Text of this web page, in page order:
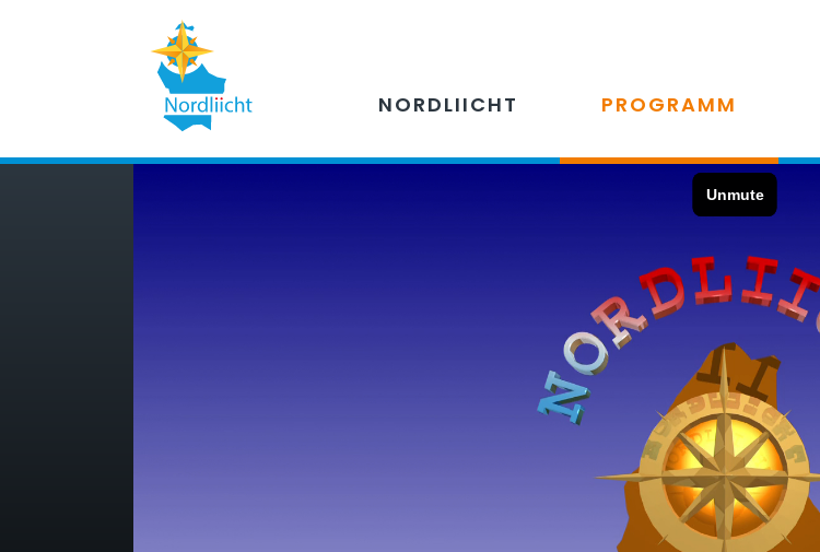
NORDLIICHT PROGRAMM